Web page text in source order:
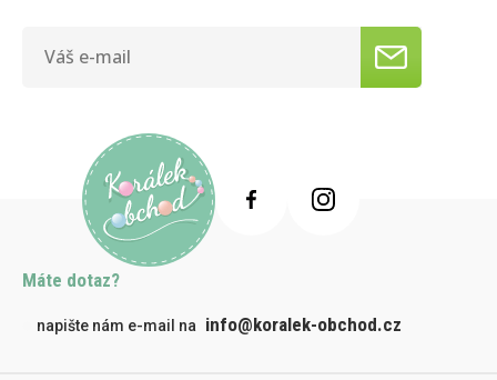
Máte dotaz?
napište nám e-mail na info@koralek-obchod.cz